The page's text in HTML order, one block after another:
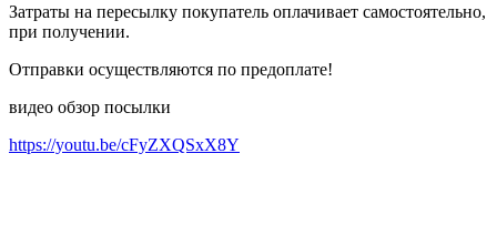
Затраты на пересылку покупатель оплачивает самостоятельно,
при получении.
Отправки осуществляются по предоплате!
видео обзор посылки
https://youtu.be/cFyZXQSxX8Y